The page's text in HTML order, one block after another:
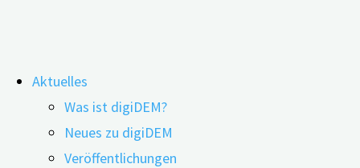
Inhalt
springen
Aktuelles
Was ist digiDEM?
Neues zu digiDEM
Veröffentlichungen
Auch an „die Dritten“ denken